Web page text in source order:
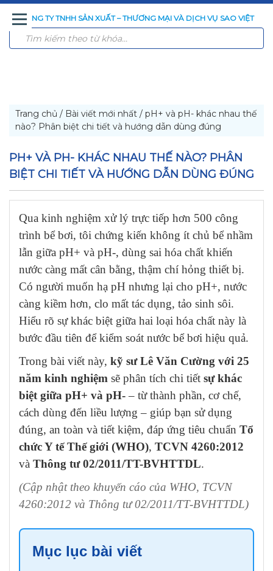
CÔNG TY TNHH SẢN XUẤT – THƯƠNG MẠI VÀ DỊCH VỤ SAO VIỆT
TRANG
GIỚI
SẢN
CÔNG
CÔNG
TIN
LIÊN
Trang chủ / Bài viết mới nhất / pH+ và pH- khác nhau thế
nào? Phân biệt chi tiết và hướng dẫn dùng đúng
PH+ VÀ PH- KHÁC NHAU THẾ NÀO? PHÂN
BIỆT CHI TIẾT VÀ HƯỚNG DẪN DÙNG ĐÚNG
Qua kinh nghiệm xử lý trực tiếp hơn 500 công
trình bể bơi, tôi chứng kiến không ít chủ bể nhầm
lẫn giữa pH+ và pH-, dùng sai hóa chất khiến
nước càng mất cân bằng, thậm chí hỏng thiết bị.
Có người muốn hạ pH nhưng lại cho pH+, nước
càng kiềm hơn, clo mất tác dụng, tảo sinh sôi.
Hiểu rõ sự khác biệt giữa hai loại hóa chất này là
bước đầu tiên để kiểm soát nước bể bơi hiệu quả.
Trong bài viết này, kỹ sư Lê Văn Cường với 25
năm kinh nghiệm sẽ phân tích chi tiết sự khác
biệt giữa pH+ và pH-– từ thành phần, cơ chế,
cách dùng đến liều lượng – giúp bạn sử dụng
đúng, an toàn và tiết kiệm, đáp ứng tiêu chuẩn Tổ
chức Y tế Thế giới (WHO), TCVN 4260:2012
và Thông tư 02/2011/TT-BVHTTDL.
(Cập nhật theo khuyến cáo của WHO, TCVN
4260:2012 và Thông tư 02/2011/TT-BVHTTDL)
Mục lục bài viết